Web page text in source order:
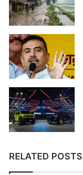
RELATED POSTS